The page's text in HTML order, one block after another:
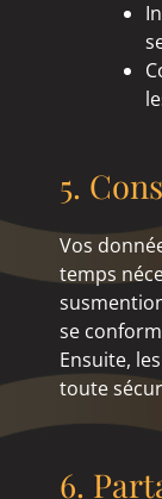
5.
Vos
temps
se
Ensuite,
toute
6.